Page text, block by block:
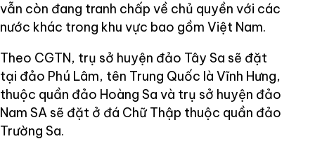
vẫn còn đang tranh chấp về chủ quyền với các
nước khác trong khu vực bao gồm Việt Nam.
Theo CGTN, trụ sở huyện đảo Tây Sa sẽ đặt
tại đảo Phú Lâm, tên Trung Quốc là Vĩnh Hưng,
thuộc quần đảo Hoàng Sa và trụ sở huyện đảo
Nam SA sẽ đặt ở đá Chữ Thập thuộc quần đảo
Trường Sa.